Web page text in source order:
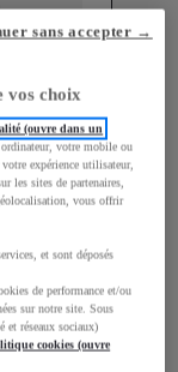
vos choix
(ouvre dans un
votre mobile ou
expérience utilisateur,
les sites de partenaires,
vous offrir
et sont déposés
de performance et/ou
sur notre site. Sous
et réseaux sociaux)
cookies (ouvre
sans accepter →